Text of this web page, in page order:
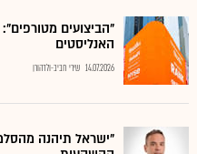
"הביצועים
האנליסטים
14.07.2026 שירי חביב-ולדהורן
"ישראל תיהנה